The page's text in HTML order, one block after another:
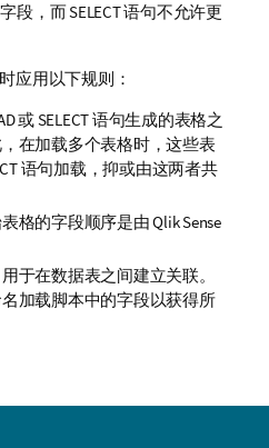
段，而SELECT语句不允许更
应用以下规则：
或SELECT语句生成的表格之
在加载多个表格时，这些表
语句加载，抑或由这两者共
格的字段顺序是由Qlik Sense
于在数据表之间建立关联。
加载脚本中的字段以获得所